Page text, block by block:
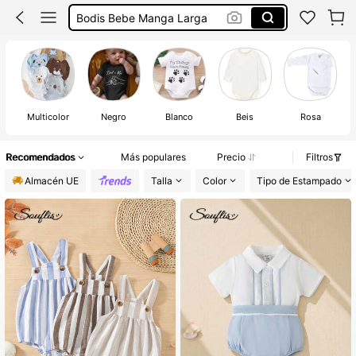
Bodis Bebe Manga Larga
Multicolor Negro Blanco Beis Rosa
Recomendados Más populares Precio
Filtros
Almacén UE
Talla Color Tipo de Estampado